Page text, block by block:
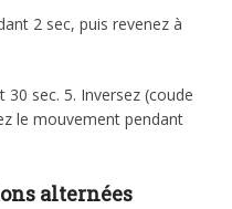
2 sec, puis revenez à
sec. 5. Inversez (coude
le mouvement pendant
alternées